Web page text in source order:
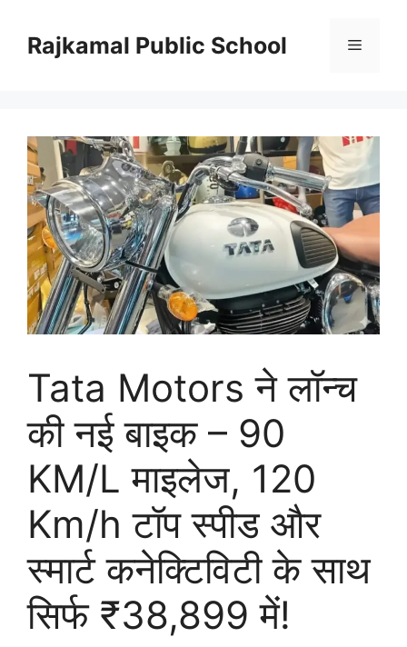
contentRajkamal Public School Menu
Tata Motors ने लॉन्च
की नई बाइक – 90
KM/L माइलेज, 120
Km/h टॉप स्पीड और
स्मार्ट कनेक्टिविटी के साथ
सिर्फ ₹38,899 में!